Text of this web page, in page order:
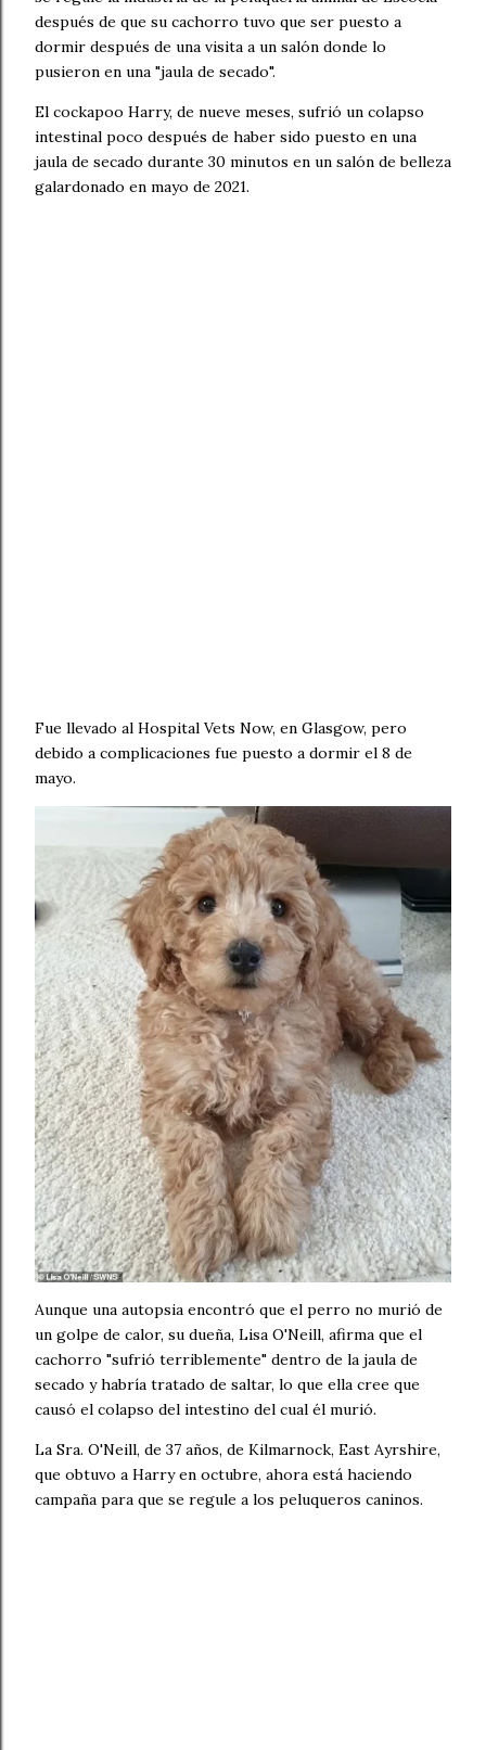
después de que su cachorro tuvo que ser puesto a
dormir después de una visita a un salón donde lo
pusieron en una "jaula de secado".
El cockapoo Harry, de nueve meses, sufrió un colapso
intestinal poco después de haber sido puesto en una
jaula de secado durante 30 minutos en un salón de belleza
galardonado en mayo de 2021.
Fue llevado al Hospital Vets Now, en Glasgow, pero
debido a complicaciones fue puesto a dormir el 8 de
mayo.
Aunque una autopsia encontró que el perro no murió de
un golpe de calor, su dueña, Lisa O'Neill, afirma que el
cachorro "sufrió terriblemente" dentro de la jaula de
secado y habría tratado de saltar, lo que ella cree que
causó el colapso del intestino del cual él murió.
La Sra. O'Neill, de 37 años, de Kilmarnock, East Ayrshire,
que obtuvo a Harry en octubre, ahora está haciendo
campaña para que se regule a los peluqueros caninos.